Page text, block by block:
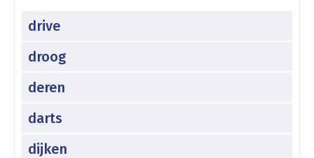
drive
droog
deren
darts
dijken